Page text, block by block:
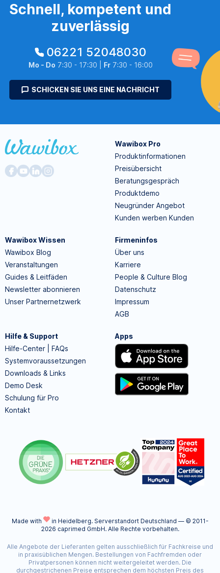
Schnell, kompetent und
zuverlässig
06221 52048030
Mo - Do 7:30 - 17:30 | Fr7:30 - 16:00
SCHICKEN SIE UNS EINE NACHRICHT
Wawibox Pro
Produktinformationen
Preisübersicht
Beratungsgespräch
Produktdemo
Neugründer Angebot
Kunden werben Kunden
Wawibox Wissen
Wawibox Blog
Veranstaltungen
Guides & Leitfäden
Newsletter abonnieren
Unser Partnernetzwerk
Firmeninfos
Über uns
Karriere
People & Culture Blog
Datenschutz
Impressum
AGB
Hilfe & Support
Hilfe-Center | FAQs
Systemvoraussetzungen
Downloads & Links
Demo Desk
Schulung für Pro
Kontakt
Apps
Made with in Heidelberg. Serverstandort Deutschland — © 2011-
2026 caprimed GmbH. Alle Rechte vorbehalten.
Alle Angebote der Lieferanten gelten ausschließlich für Fachkreise und
in praxisüblichen Mengen. Bestellungen von Fachfremden oder
Privatpersonen können nicht weitergeleitet werden. Die
durchgestrichenen Preise entsprechen dem höchsten Preis des